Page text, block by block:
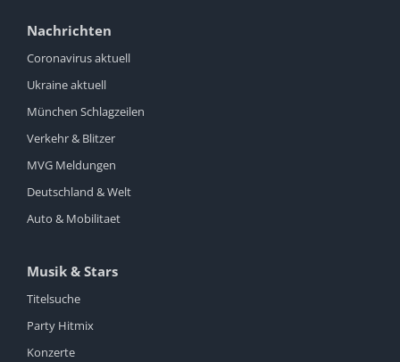
Nachrichten
Coronavirus aktuell
Ukraine aktuell
München Schlagzeilen
Verkehr & Blitzer
MVG Meldungen
Deutschland & Welt
Auto & Mobilitaet
Musik & Stars
Titelsuche
Party Hitmix
Konzerte